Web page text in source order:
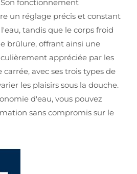
fonctionnement
un réglage précis et constant
tandis que le corps froid
brûlure, offrant ainsi une
appréciée par les
avec ses trois types de
les plaisirs sous la douche.
d'eau, vous pouvez
sans compromis sur le